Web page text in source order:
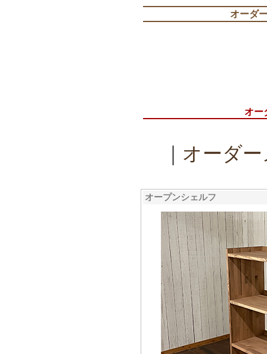
オーダ
オー
オーダ
オープンシェルフ